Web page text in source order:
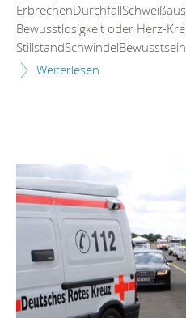
Bewusstlosigkeit oder Herz-
Weiterlesen